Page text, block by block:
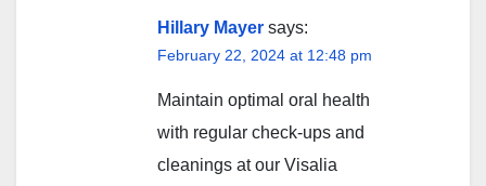
Hillary Mayer says:
February 22, 2024 at 12:48 pm
Maintain optimal oral health
with regular check-ups and
cleanings at our Visalia